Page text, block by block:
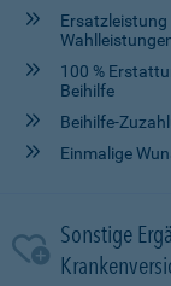
100 %
Beihilfe
Beihilfe-
Einmalige
Sonstige